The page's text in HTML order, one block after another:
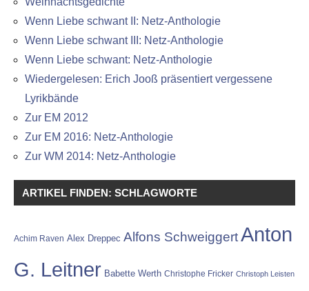
Wenn Liebe schwant II: Netz-Anthologie
Wenn Liebe schwant III: Netz-Anthologie
Wenn Liebe schwant: Netz-Anthologie
Wiedergelesen: Erich Jooß präsentiert vergessene
Lyrikbände
Zur EM 2012
Zur EM 2016: Netz-Anthologie
Zur WM 2014: Netz-Anthologie
ARTIKEL FINDEN: SCHLAGWORTE
Achim Raven Alex Dreppec Alfons SchweiggertAnton
G. Leitner Babette Werth Christophe Fricker Christoph Leisten